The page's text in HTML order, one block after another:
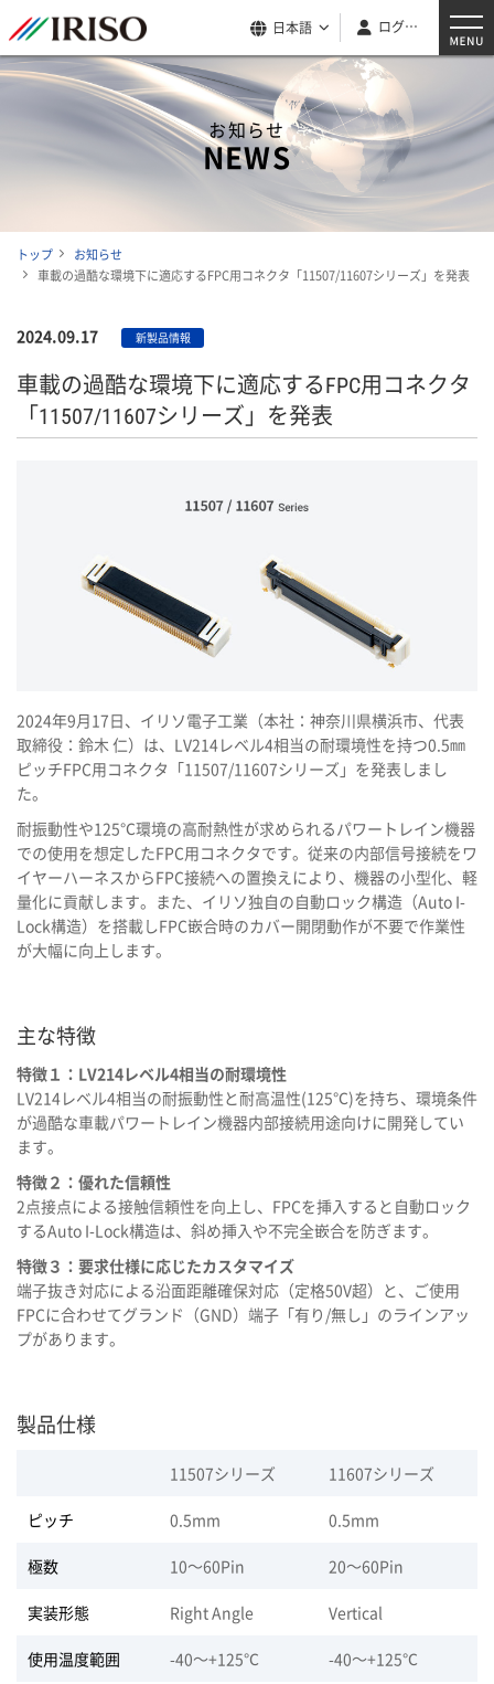
日本語 ログイン
お知らせ
NEWS
トップ
お知らせ
車載の過酷な環境下に適応するFPC用コネクタ「11507/11607シリーズ」を発表
2024.09.17 新製品情報
車載の過酷な環境下に適応するFPC用コネクタ
「11507/11607シリーズ」を発表
2024年9月17日、イリソ電子工業（本社：神奈川県横浜市、代表
取締役：鈴木 仁）は、LV214レベル4相当の耐環境性を持つ0.5㎜
ピッチFPC用コネクタ「11507/11607シリーズ」を発表しまし
た。
耐振動性や125℃環境の高耐熱性が求められるパワートレイン機器
での使用を想定したFPC用コネクタです。従来の内部信号接続をワ
イヤーハーネスからFPC接続への置換えにより、機器の小型化、軽
量化に貢献します。また、イリソ独自の自動ロック構造（Auto I-
Lock構造）を搭載しFPC嵌合時のカバー開閉動作が不要で作業性
が大幅に向上します。
主な特徴
特徴１：LV214レベル4相当の耐環境性
LV214レベル4相当の耐振動性と耐高温性(125℃)を持ち、環境条件
が過酷な車載パワートレイン機器内部接続用途向けに開発してい
ます。
特徴２：優れた信頼性
2点接点による接触信頼性を向上し、FPCを挿入すると自動ロック
するAuto I-Lock構造は、斜め挿入や不完全嵌合を防ぎます。
特徴３：要求仕様に応じたカスタマイズ
端子抜き対応による沿面距離確保対応（定格50V超）と、ご使用
FPCに合わせてグランド（GND）端子「有り/無し」のラインアッ
プがあります。
製品仕様
11507シリーズ 11607シリーズ
ピッチ 0.5mm 0.5mm
極数 10～60Pin 20～60Pin
実装形態 Right Angle Vertical
使用温度範囲 -40～+125℃ -40～+125℃